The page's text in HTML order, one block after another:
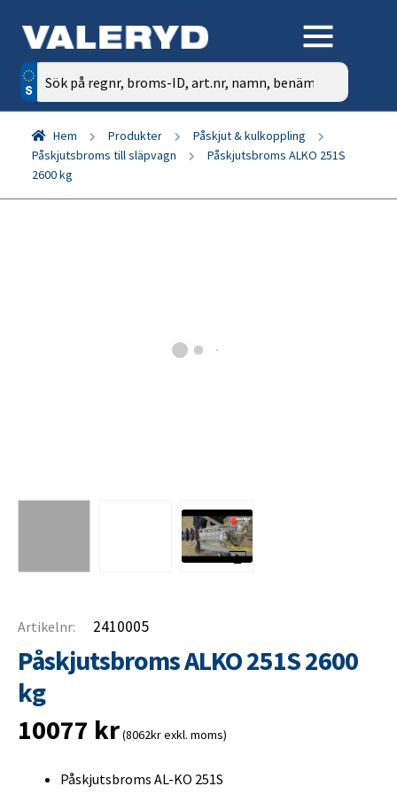
Sök
efter:
Hem Produkter
Påskjut & kulkoppling
Påskjutsbroms till släpvagn
Påskjutsbroms ALKO 251S
2600 kg
Artikelnr: 2410005
Påskjutsbroms ALKO 251S 2600
kg
10077 kr(8062kr exkl. moms)
Påskjutsbroms AL-KO 251S